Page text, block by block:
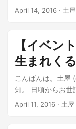
テーマを変えて固
そんな6人と、数
子どものことにつ
April 14, 2016 · 土
【イベン
生まれく
こんばんは。土屋
知。 日頃からお世
するゲストハウス
April 11, 2016 · 土